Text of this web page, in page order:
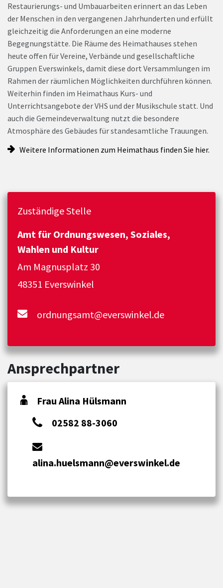
Restaurierungs- und Umbauarbeiten erinnert an das Leben
der Menschen in den vergangenen Jahrhunderten und erfüllt
gleichzeitig die Anforderungen an eine moderne
Begegnungstätte. Die Räume des Heimathauses stehen
heute offen für Vereine, Verbände und gesellschaftliche
Gruppen Everswinkels, damit diese dort Versammlungen im
Rahmen der räumlichen Möglichkeiten durchführen können.
Weiterhin finden im Heimathaus Kurs- und
Unterrichtsangebote der VHS und der Musikschule statt. Und
auch die Gemeindeverwaltung nutzt die besondere
Atmosphäre des Gebäudes für standesamtliche Trauungen.
Weitere Informationen zum Heimathaus finden Sie hier.
Zuständige Stelle
Amt für Ordnungswesen, Soziales,
Wahlen und Kultur
Am Magnusplatz 30
48351 Everswinkel
ordnungsamt@everswinkel.de
Ansprechpartner
Frau Alina Hülsmann
02582 88-3060
alina.huelsmann@everswinkel.de